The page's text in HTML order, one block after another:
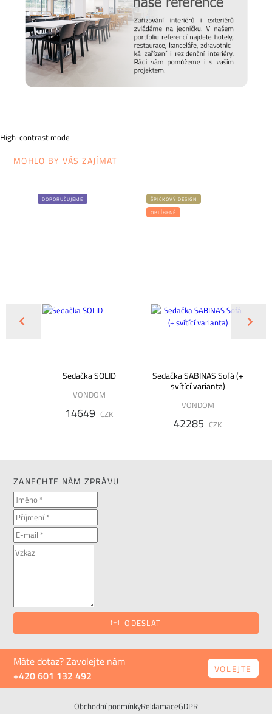
High-contrast mode
MOHLO BY VÁS ZAJÍMAT
DOPORUČUJEME
Sedačka SOLID
VONDOM
14649 CZK
ŠPIČKOVÝ DESIGN
OBLÍBENÉ
Sedačka SABINAS Sofá (+
svítící varianta)
VONDOM
42285 CZK
ZANECHTE NÁM ZPRÁVU
ODESLAT
Máte dotaz? Zavolejte nám
+420 601 132 492
VOLEJTE
Obchodní podmínkyReklamaceGDPR